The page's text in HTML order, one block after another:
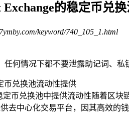
的稳定币兑
keyword/740_105_1.html
何情况下都不要泄露助记词、私
定币兑换池中提供流动性随着区
去中心化交易平台，因其高效